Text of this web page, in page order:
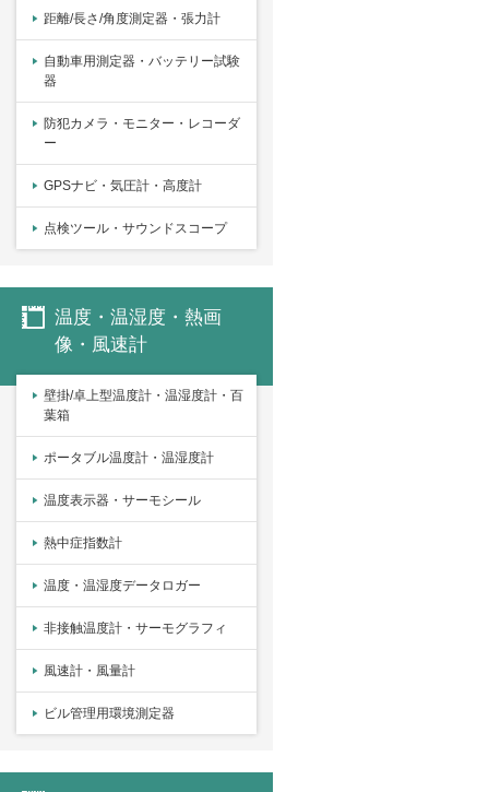
距離/長さ/角度測定器・張力計
自動車用測定器・バッテリー試験
器
防犯カメラ・モニター・レコーダ
ー
GPSナビ・気圧計・高度計
点検ツール・サウンドスコープ
温度・温湿度・熱画
像・風速計
壁掛/卓上型温度計・温湿度計・百
葉箱
ポータブル温度計・温湿度計
温度表示器・サーモシール
熱中症指数計
温度・温湿度データロガー
非接触温度計・サーモグラフィ
風速計・風量計
ビル管理用環境測定器